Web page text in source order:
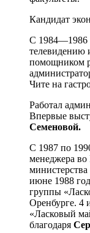
Кандидат
С 1984—1986
телевидению
помощником
Чите на
Работал
Впервые
Семеновой.
С 1987 по
менеджера
июне 1988
группы
Оренбурге. 4
«Ласковый
благодаря